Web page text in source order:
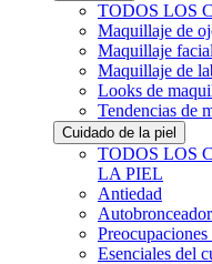
TODOS LOS
Maquillaje de
Maquillaje facial
Maquillaje de
Looks de
Tendencias de
Cuidado de la piel
TODOS LOS
LA PIEL
Antiedad
Esenciales del